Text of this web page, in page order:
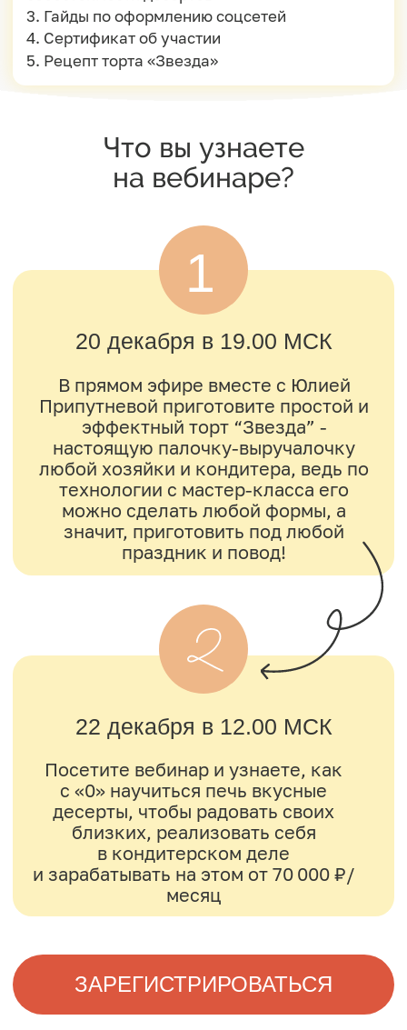
22 декабря в 12.00 МСК
ЗАРЕГИСТРИРОВАТЬСЯ
Посетите вебинар и узнаете, как
с «0» научиться печь вкусные
десерты, чтобы радовать своих
в кондитерском деле
и зарабатывать на этом от 70 000 ₽/
В прямом эфире вместе с Юлией
Припутневой приготовите простой и
эффектный торт “Звезда” -
настоящую палочку-выручалочку
любой хозяйки и кондитера, ведь по
технологии с мастер-класса его
на стабильный заработок
Увидите, как, используя эту же
технологию, приготовить не
только торт, но и пирожные
Сделаете десерт, для которого не
нужны никакие особые умения, даже
если вы ни разу не готовили
На интенсиве вы: